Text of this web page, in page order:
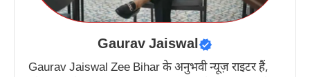
Gaurav Jaiswal
Gaurav Jaiswal Zee Bihar के अनुभवी न्यूज़ राइटर हैं,